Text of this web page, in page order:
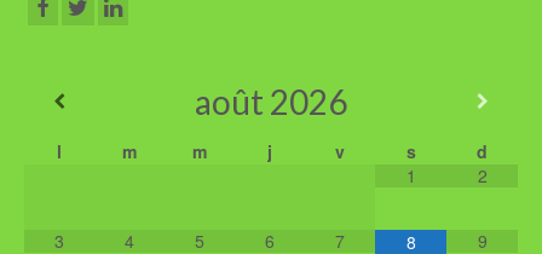
août 2026
l m m j v s
d
1
2
3 4 5 6 7 8 9